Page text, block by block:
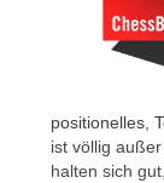
positionelles,
ist völlig
halten sich